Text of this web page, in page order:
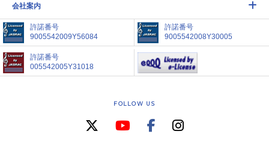
会社案内
許諾番号
9005542009Y56084
許諾番号
9005542008Y30005
許諾番号
005542005Y31018
FOLLOW US